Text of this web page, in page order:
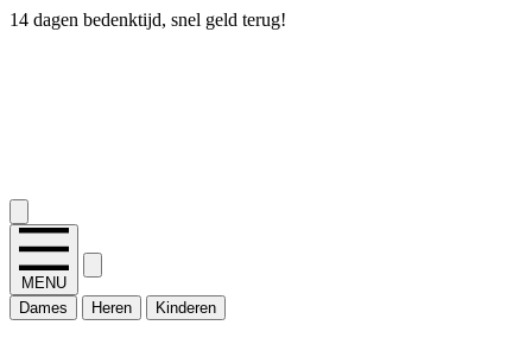
14 dagen bedenktijd, snel geld terug!
MENU
Dames
Heren Kinderen